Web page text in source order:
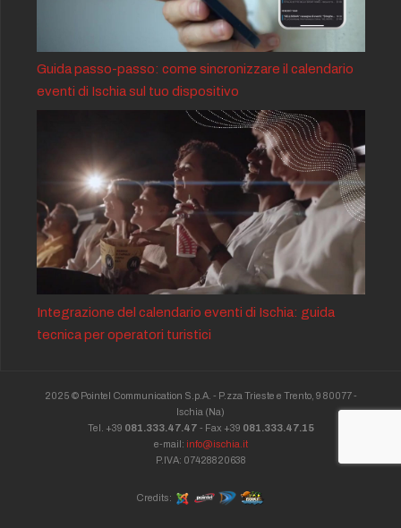
Guida passo-passo: come sincronizzare il calendario
eventi di Ischia sul tuo dispositivo
Integrazione del calendario eventi di Ischia: guida
tecnica per operatori turistici
2025 © Pointel Communication S.p.A. - P.zza Trieste e Trento, 9 80077 -
Ischia (Na)
Tel. +39 081.333.47.47 - Fax +39 081.333.47.15
e-mail: info@ischia.it
P.IVA: 07428820638
Credits: